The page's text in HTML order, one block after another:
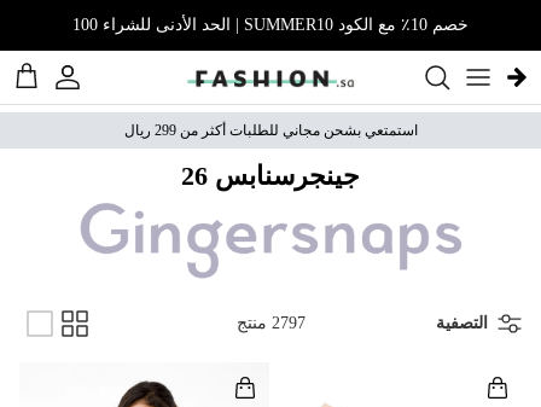
خصم 10٪ مع الكود SUMMER10 | الحد الأدنى للشراء 100
الحساب
استمتعي بشحن مجاني للطلبات أكثر من 299 ريال
جينجرسنابس 26
التصفية 2797 منتج